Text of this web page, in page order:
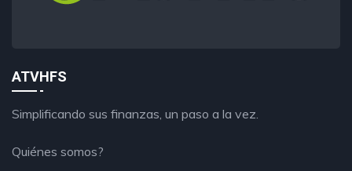
ATVHFS
Simplificando sus finanzas, un paso a la vez.
Quiénes somos?